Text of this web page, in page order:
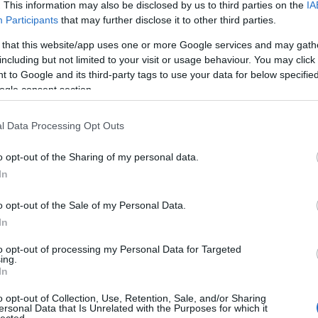
This information may also be disclosed by us to third parties on the
Participants that may further disclose it to other third parties.
that this website/app uses one or more Google services and may
but not limited to your visit or usage behaviour. You may
to Google and its third-party tags to use your data for below
consent section.
Data Processing Opt Outs
opt-out of the Sharing of my personal data.
opt-out of the Sale of my Personal Data.
opt-out of processing my Personal Data for Targeted
opt-out of Collection, Use, Retention, Sale, and/or Sharing
Data that Is Unrelated with the Purposes for which it
» A
» De
» A
» El
»
»
¤
¤
Az Alstom 20
szállít Le Havre-
ba
api/trackback/id/176435
nem ellenőrzi. Kifogás esetén forduljon a blog szerkesztőjéhez. Részletek a
2007.09.25. 14:01:22
neked az Indóházas topikban hivatkozott "önreklámot", főleg
gyakorolva visszafogja magát az írástól. Közben néztem
címekig jutottam: "Miért hazudik a MÁV?" Még szerencse, hogy
Válasz erre